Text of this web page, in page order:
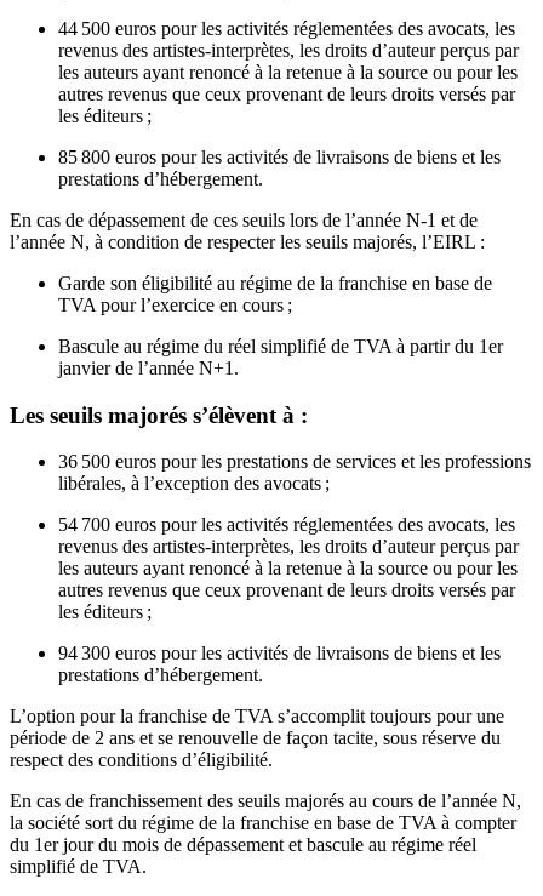
44 500 euros pour les activités réglementées des avocats, les
revenus des artistes-interprètes, les droits d’auteur perçus par
les auteurs ayant renoncé à la retenue à la source ou pour les
autres revenus que ceux provenant de leurs droits versés par
les éditeurs ;
85 800 euros pour les activités de livraisons de biens et les
prestations d’hébergement.
En cas de dépassement de ces seuils lors de l’année N-1 et de
l’année N, à condition de respecter les seuils majorés, l’EIRL :
Garde son éligibilité au régime de la franchise en base de
TVA pour l’exercice en cours ;
Bascule au régime du réel simplifié de TVA à partir du 1er
janvier de l’année N+1.
Les seuils majorés s’élèvent à :
36 500 euros pour les prestations de services et les professions
libérales, à l’exception des avocats ;
54 700 euros pour les activités réglementées des avocats, les
revenus des artistes-interprètes, les droits d’auteur perçus par
les auteurs ayant renoncé à la retenue à la source ou pour les
autres revenus que ceux provenant de leurs droits versés par
les éditeurs ;
94 300 euros pour les activités de livraisons de biens et les
prestations d’hébergement.
L’option pour la franchise de TVA s’accomplit toujours pour une
période de 2 ans et se renouvelle de façon tacite, sous réserve du
respect des conditions d’éligibilité.
En cas de franchissement des seuils majorés au cours de l’année N,
la société sort du régime de la franchise en base de TVA à compter
du 1er jour du mois de dépassement et bascule au régime réel
simplifié de TVA.